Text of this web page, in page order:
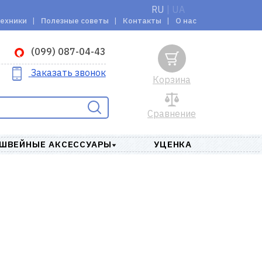
RU UA
Полезные советы Контакты О нас
(099) 087-04-43
Заказать звонок
Сравнение
Корзина
АКСЕССУАРЫ УЦЕНКА